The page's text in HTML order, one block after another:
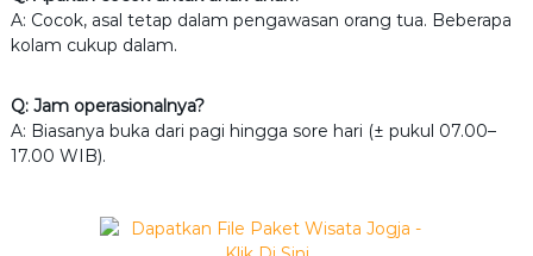
A: Cocok, asal tetap dalam pengawasan orang tua. Beberapa
kolam cukup dalam.
Q: Jam operasionalnya?
A: Biasanya buka dari pagi hingga sore hari (± pukul 07.00–
17.00 WIB).